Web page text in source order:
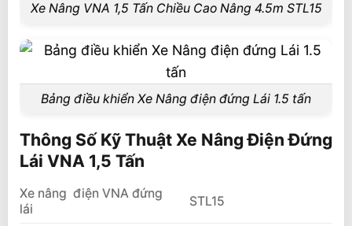
Xe Nâng VNA 1,5 Tấn Chiều Cao Nâng 4.5m STL15
Bảng điều khiển Xe Nâng điện đứng Lái 1.5 tấn
Thông Số Kỹ Thuật Xe Nâng Điện Đứng
Lái VNA 1,5 Tấn
Xe nâng điện VNA đứng
lái
STL15